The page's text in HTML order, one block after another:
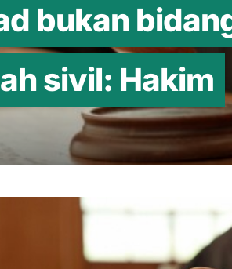
bukan
sivil: Hakim